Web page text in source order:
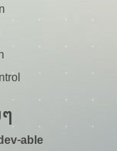
able